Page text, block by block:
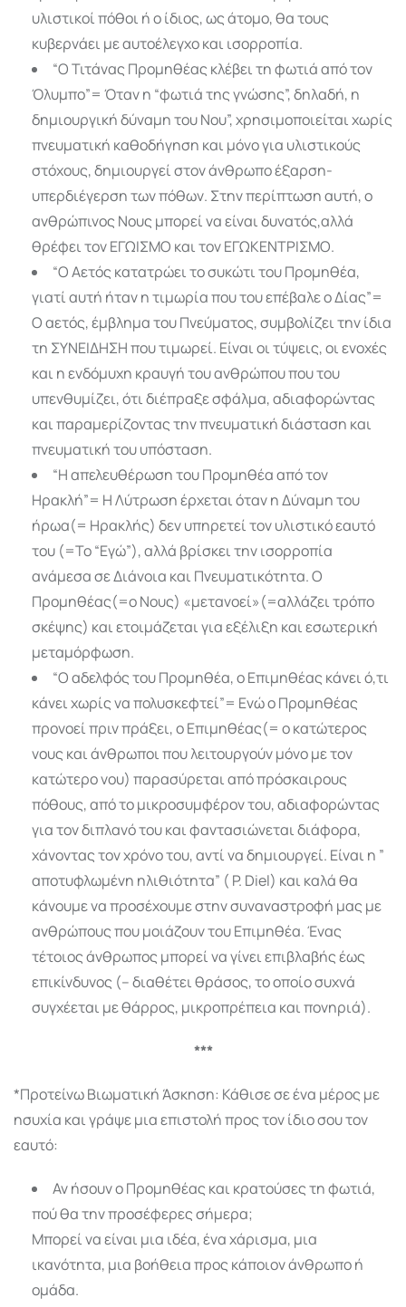
υλιστικοί πόθοι ή ο ίδιος, ως άτομο, θα τους
κυβερνάει με αυτοέλεγχο και ισορροπία.
“Ο Τιτάνας Προμηθέας κλέβει τη φωτιά από τον
Όλυμπο”= Όταν η “φωτιά της γνώσης”, δηλαδή, η
δημιουργική δύναμη του Νου”, χρησιμοποιείται χωρίς
πνευματική καθοδήγηση και μόνο για υλιστικούς
στόχους, δημιουργεί στον άνθρωπο έξαρση-
υπερδιέγερση των πόθων. Στην περίπτωση αυτή, ο
ανθρώπινος Νους μπορεί να είναι δυνατός,αλλά
θρέφει τον ΕΓΩΙΣΜΟ και τον ΕΓΩΚΕΝΤΡΙΣΜΟ.
“Ο Αετός κατατρώει το συκώτι του Προμηθέα,
γιατί αυτή ήταν η τιμωρία που του επέβαλε ο Δίας”=
Ο αετός, έμβλημα του Πνεύματος, συμβολίζει την ίδια
τη ΣΥΝΕΙΔΗΣΗ που τιμωρεί. Είναι οι τύψεις, οι ενοχές
και η ενδόμυχη κραυγή του ανθρώπου που του
υπενθυμίζει, ότι διέπραξε σφάλμα, αδιαφορώντας
και παραμερίζοντας την πνευματική διάσταση και
πνευματική του υπόσταση.
“Η απελευθέρωση του Προμηθέα από τον
Ηρακλή”= Η Λύτρωση έρχεται όταν η Δύναμη του
ήρωα(= Ηρακλής) δεν υπηρετεί τον υλιστικό εαυτό
του (=Το “Εγώ”), αλλά βρίσκει την ισορροπία
ανάμεσα σε Διάνοια και Πνευματικότητα. Ο
Προμηθέας(=ο Νους) «μετανοεί»(=αλλάζει τρόπο
σκέψης) και ετοιμάζεται για εξέλιξη και εσωτερική
μεταμόρφωση.
“Ο αδελφός του Προμηθέα, ο Επιμηθέας κάνει ό,τι
κάνει χωρίς να πολυσκεφτεί”= Ενώ ο Προμηθέας
προνοεί πριν πράξει, ο Επιμηθέας(= ο κατώτερος
νους και άνθρωποι που λειτουργούν μόνο με τον
κατώτερο νου) παρασύρεται από πρόσκαιρους
πόθους, από το μικροσυμφέρον του, αδιαφορώντας
για τον διπλανό του και φαντασιώνεται διάφορα,
χάνοντας τον χρόνο του, αντί να δημιουργεί. Είναι η ”
αποτυφλωμένη ηλιθιότητα” ( P. Diel) και καλά θα
κάνουμε να προσέχουμε στην συναναστροφή μας με
ανθρώπους που μοιάζουν του Επιμηθέα. Ένας
τέτοιος άνθρωπος μπορεί να γίνει επιβλαβής έως
επικίνδυνος (– διαθέτει θράσος, το οποίο συχνά
συγχέεται με θάρρος, μικροπρέπεια και πονηριά).
***
*Προτείνω Βιωματική Άσκηση: Κάθισε σε ένα μέρος με
ησυχία και γράψε μια επιστολή προς τον ίδιο σου τον
εαυτό:
Αν ήσουν ο Προμηθέας και κρατούσες τη φωτιά,
πού θα την προσέφερες σήμερα;
Μπορεί να είναι μια ιδέα, ένα χάρισμα, μια
ικανότητα, μια βοήθεια προς κάποιον άνθρωπο ή
ομάδα.